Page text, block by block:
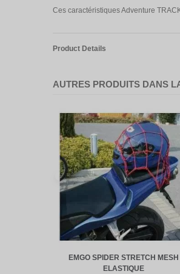
Ces caractéristiques Adventure
Product Details
AUTRES PRODUITS DANS
EMGO SPIDER STRETCH MESH
ELASTIQUE